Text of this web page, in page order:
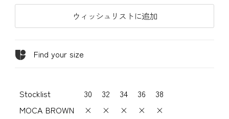
ウィッシュリストに追加
Find your size
Stocklist 30 32 34 36
38
MOCA BROWN
× × × × ×